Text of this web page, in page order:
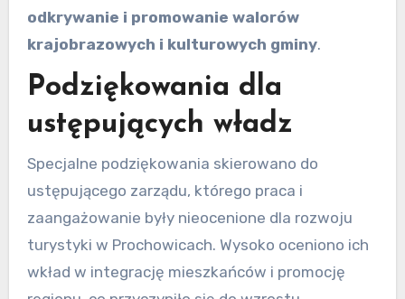
odkrywanie i promowanie walorów
krajobrazowych i kulturowych gminy.
Podziękowania dla
ustępujących władz
Specjalne podziękowania skierowano do
ustępującego zarządu, którego praca i
zaangażowanie były nieocenione dla rozwoju
turystyki w Prochowicach. Wysoko oceniono ich
wkład w integrację mieszkańców i promocję